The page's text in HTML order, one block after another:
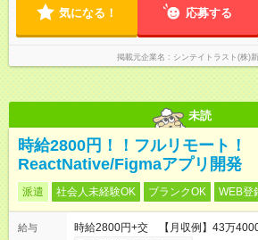
気になる！ 応募する
掲載元企業名 シンテイトラスト(株)
未読
時給2800円！！フルリモート！
ReactNative/Figmaアプリ開発
派遣 社会人未経験OK ブランクOK WEB登
給与
時給2800円+交 【月収例】43万